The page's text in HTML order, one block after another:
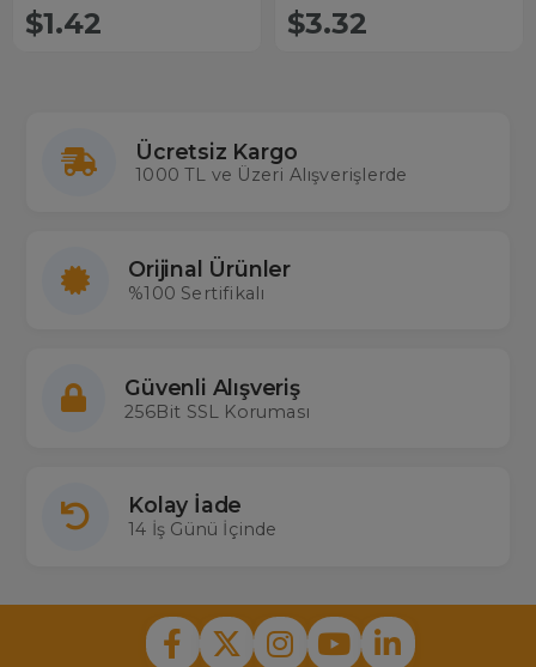
Girişli Dc 9 Volt Çıkışlı 7*2 Cm
Çevirici Board
$1.42
165 Volt Girişli 55-255 Volt Çıkışlı
$3.32
Ücretsiz Kargo
1000 TL ve Üzeri Alışverişlerde
Orijinal Ürünler
%100 Sertifikalı
Güvenli Alışveriş
256Bit SSL Koruması
Kolay İade
14 İş Günü İçinde